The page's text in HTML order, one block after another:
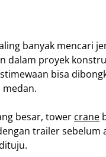
banyak mencari
dalam proyek
bisa
besar, tower crane
trailer